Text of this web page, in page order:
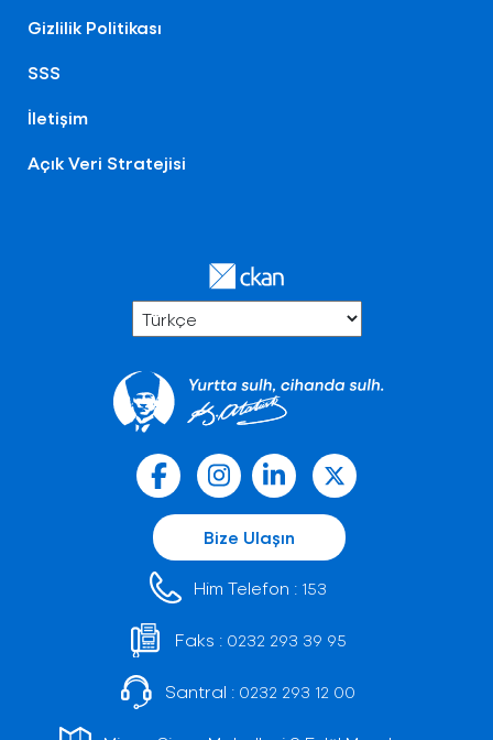
Gizlilik Politikası
SSS
İletişim
Açık Veri Stratejisi
Bize Ulaşın
Him Telefon : 153
Faks : 0232 293 39 95
Santral : 0232 293 12 00